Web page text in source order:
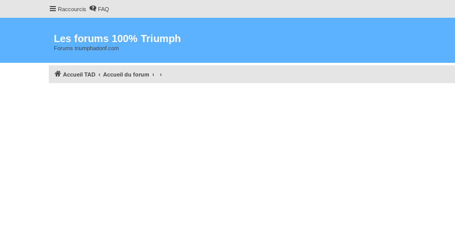
Raccourcis FAQ
Les forums 100% Triumph
Forums triumphadonf.com
Accueil TAD Accueil du forum